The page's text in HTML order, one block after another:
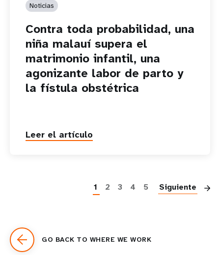
Noticias
Contra toda probabilidad, una
niña malauí supera el
matrimonio infantil, una
agonizante labor de parto y
la fístula obstétrica
Leer el artículo
1 2 3 4 5 Siguiente
GO BACK TO WHERE WE WORK